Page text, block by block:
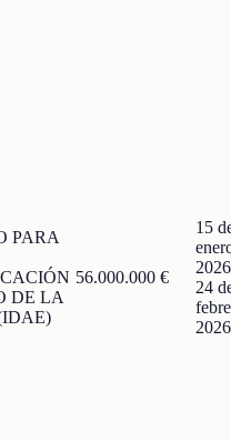
PARA
DE LA
56.000.000 €
15
2026
24
2026